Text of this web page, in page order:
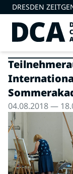
DRESDEN
04.08.2018 —